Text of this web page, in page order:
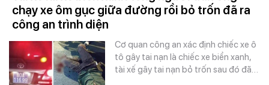
chạy xe ôm gục giữa đường rồi bỏ trốn đã ra
công an trình diện
Cơ quan công an xác định chiếc xe ô
tô gây tai nạn là chiếc xe biển xanh,
tài xế gây tai nạn bỏ trốn sau đó đã…